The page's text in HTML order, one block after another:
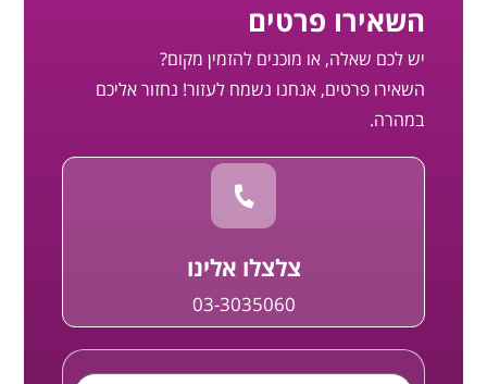
השאירו פרטים
יש לכם שאלה, או מוכנים להזמין מקום?
השאירו פרטים, אנחנו נשמח לעזור! נחזור אליכם
במהרה.
צלצלו אלינו
03-3035060